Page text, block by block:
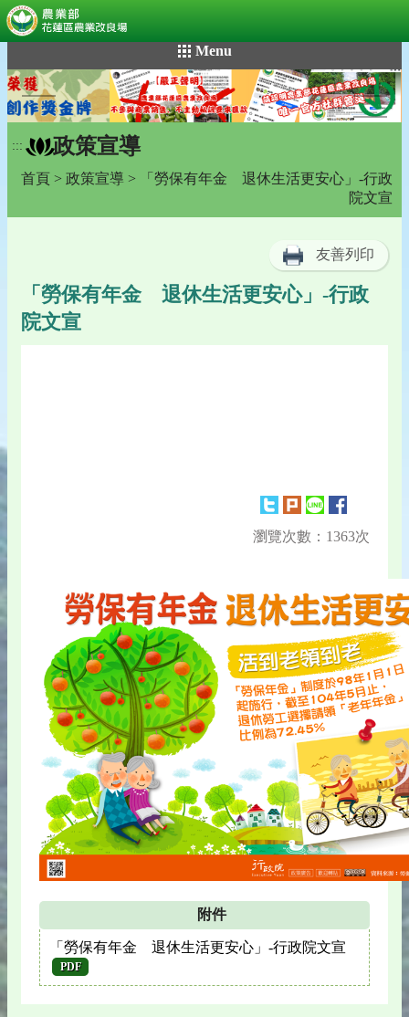
到
主
要
內
容
Menu
::: 政策宣導
首頁 > 政策宣導 > 「勞保有年金 退休生活更安心」-行政
院文宣
友善列印
「勞保有年金 退休生活更安心」-行政
院文宣
瀏覽次數：1363次
附件
「勞保有年金 退休生活更安心」-行政院文宣
PDF